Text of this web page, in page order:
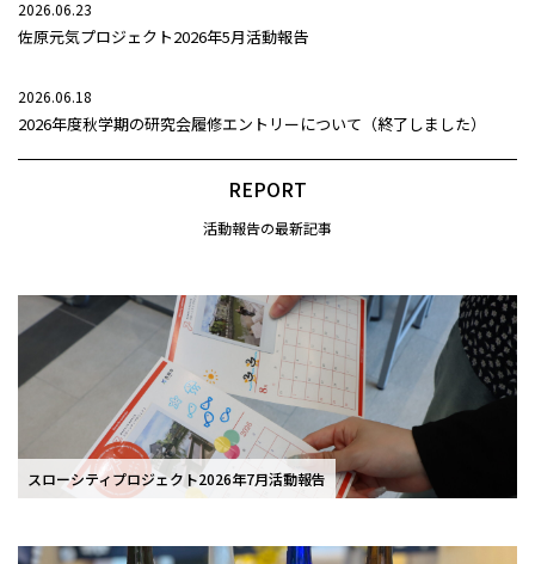
2026.06.23
佐原元気プロジェクト2026年5月活動報告
2026.06.18
2026年度秋学期の研究会履修エントリーについて（終了しました）
REPORT
活動報告の最新記事
スローシティプロジェクト2026年7月活動報告